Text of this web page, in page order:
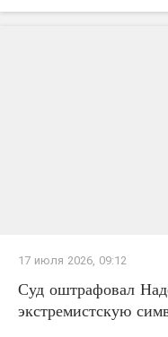
17 июля 2026, 09:12
Суд оштрафовал
экстремистскую